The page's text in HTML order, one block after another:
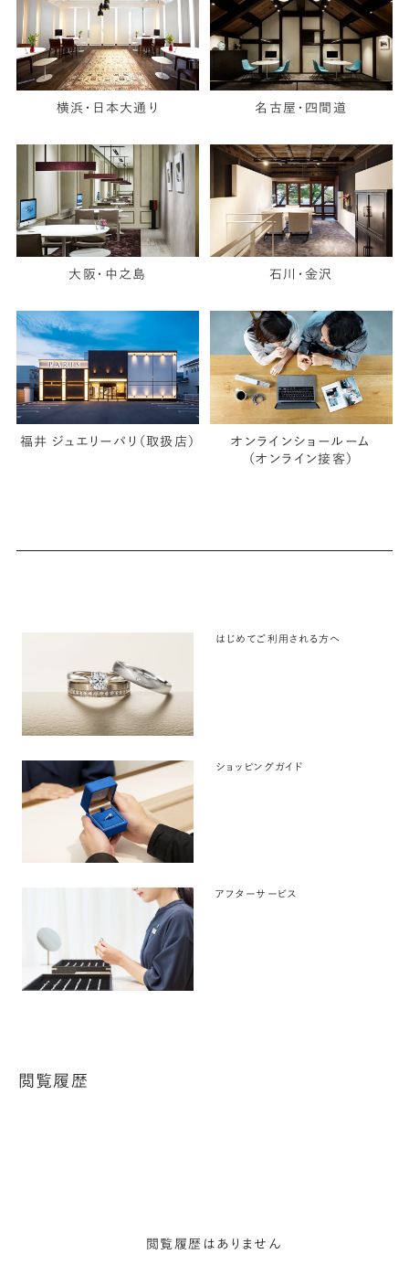
横浜・日本大通り 名古屋・四間道
大阪・中之島 石川・金沢
福井 ジュエリーパリ（取扱店）
オンラインショールーム
（オンライン接客）
はじめてご利用される方へ
ショッピングガイド
アフターサービス
閲覧履歴
閲覧履歴はありません